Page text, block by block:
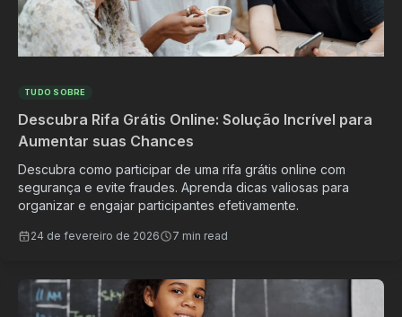
TUDO SOBRE
Descubra Rifa Grátis Online: Solução Incrível para
Aumentar suas Chances
Descubra como participar de uma rifa grátis online com
segurança e evite fraudes. Aprenda dicas valiosas para
organizar e engajar participantes efetivamente.
24 de fevereiro de 2026 7 min read